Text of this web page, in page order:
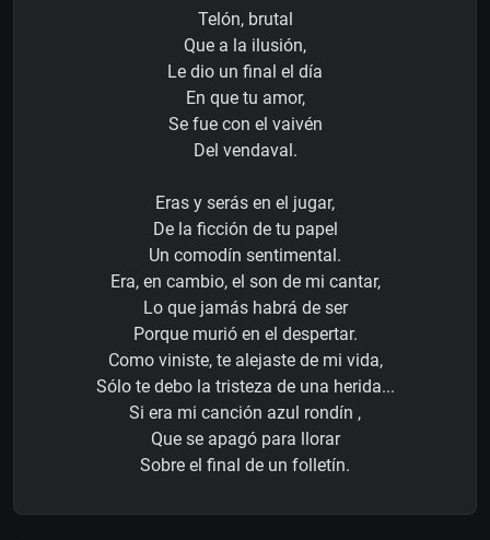
Telón, brutal
Que a la ilusión,
Le dio un final el día
En que tu amor,
Se fue con el vaivén
Del vendaval.
Eras y serás en el jugar,
De la ficción de tu papel
Un comodín sentimental.
Era, en cambio, el son de mi cantar,
Lo que jamás habrá de ser
Porque murió en el despertar.
Como viniste, te alejaste de mi vida,
Sólo te debo la tristeza de una herida...
Si era mi canción azul rondín ,
Que se apagó para llorar
Sobre el final de un folletín.